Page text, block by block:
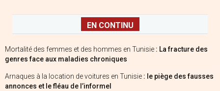
EN CONTINU
Mortalité des femmes et des hommes en Tunisie : La fracture des
genres face aux maladies chroniques
Arnaques à la location de voitures en Tunisie : le piège des fausses
annonces et le fléau de l’informel